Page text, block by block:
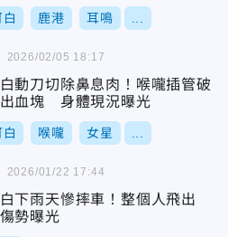
鹿港 耳鳴
動刀切除鼻息肉！喉嚨插管破
血塊 身體現況曝光
喉嚨 女星
2026/02/05 18:17
下雨天慘摔車！整個人飛出
勢曝光
2026/01/22 17:44